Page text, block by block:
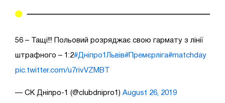
56 – Тащі!!! Польовий розряджає свою гармату з лінії
штрафного – 1:2#Дніпро1Львів#Премєрліга#matchday
pic.twitter.com/u7rivVZMBT
— СК Дніпро-1 (@clubdnipro1) August 26, 2019